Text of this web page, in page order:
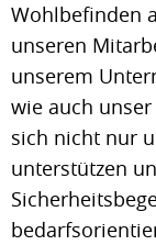
Wohlbefinden
unseren
unserem
wie auch
sich nicht nur
unterstützen